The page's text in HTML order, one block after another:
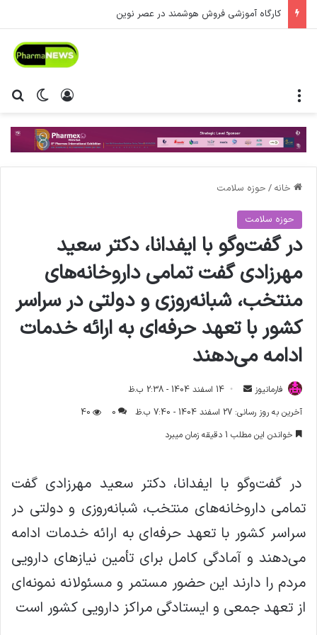
کارگاه آموزشی فروش هوشمند در عصر نوین
تغییر ورود
خانه / حوزه سلامت
حوزه سلامت
در گفت‌وگو با ایفدانا، دکتر سعید
مهرزادی گفت تمامی داروخانه‌های
منتخب، شبانه‌روزی و دولتی در سراسر
کشور با تعهد حرفه‌ای به ارائه خدمات
ادامه می‌دهند
فارمانیوز
ا
ی
م
ل
14 اسفند 1404 - 2:38 ب.ظ
آخرین به روز رسانی: 27 اسفند 1404 - 7:40 ب.ظ
0
40
خواندن این مطلب 1 دقیقه زمان میبرد
در گفت‌وگو با ایفدانا، دکتر سعید مهرزادی گفت
تمامی داروخانه‌های منتخب، شبانه‌روزی و دولتی در
سراسر کشور با تعهد حرفه‌ای به ارائه خدمات ادامه
می‌دهند و آمادگی کامل برای تأمین نیازهای دارویی
مردم را دارند این حضور مستمر و مسئولانه نمونه‌ای
از تعهد جمعی و ایستادگی مراکز دارویی کشور است